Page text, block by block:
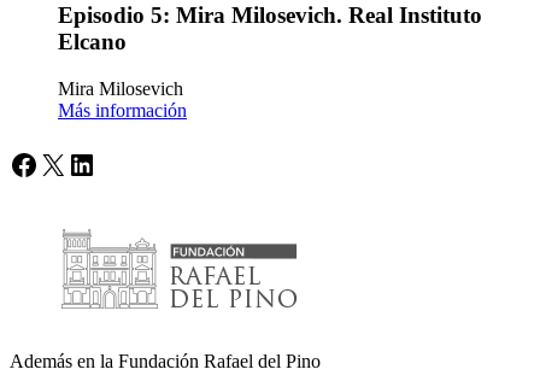
Episodio 5: Mira Milosevich. Real Instituto
Elcano
Mira Milosevich
Más información
Facebook
X LinkedIn
Además en la Fundación Rafael del Pino